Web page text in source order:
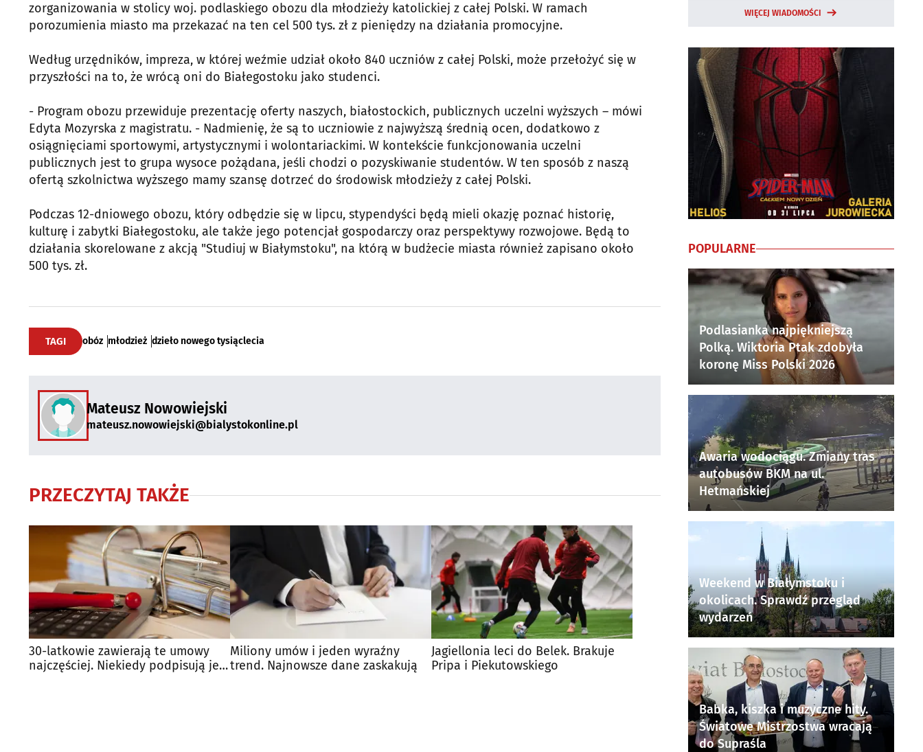
zorganizowania w stolicy woj. podlaskiego obozu dla młodzieży katolickiej z całej Polski. W ramach
porozumienia miasto ma przekazać na ten cel 500 tys. zł z pieniędzy na działania promocyjne.
Według urzędników, impreza, w której weźmie udział około 840 uczniów z całej Polski, może przełożyć się w
przyszłości na to, że wrócą oni do Białegostoku jako studenci.
- Program obozu przewiduje prezentację oferty naszych, białostockich, publicznych uczelni wyższych – mówi
Edyta Mozyrska z magistratu. - Nadmienię, że są to uczniowie z najwyższą średnią ocen, dodatkowo z
osiągnięciami sportowymi, artystycznymi i wolontariackimi. W kontekście funkcjonowania uczelni
publicznych jest to grupa wysoce pożądana, jeśli chodzi o pozyskiwanie studentów. W ten sposób z naszą
ofertą szkolnictwa wyższego mamy szansę dotrzeć do środowisk młodzieży z całej Polski.
Podczas 12-dniowego obozu, który odbędzie się w lipcu, stypendyści będą mieli okazję poznać historię,
kulturę i zabytki Białegostoku, ale także jego potencjał gospodarczy oraz perspektywy rozwojowe. Będą to
działania skorelowane z akcją "Studiuj w Białymstoku", na którą w budżecie miasta również zapisano około
500 tys. zł.
TAGI obóz młodzież dzieło nowego tysiąclecia
Mateusz Nowowiejski
mateusz.nowowiejski@bialystokonline.pl
PRZECZYTAJ TAKŻE
30-latkowie zawierają te umowy
najczęściej. Niekiedy podpisują je
Miliony umów i jeden wyraźny
trend. Najnowsze dane zaskakują
Jagiellonia leci do Belek. Brakuje
Pripa i Piekutowskiego
WIĘCEJ WIADOMOŚCI
POPULARNE
Podlasianka najpiękniejszą
Polką. Wiktoria Ptak zdobyła
koronę Miss Polski 2026
Awaria wodociągu. Zmiany tras
autobusów BKM na ul.
Hetmańskiej
Weekend w Białymstoku i
okolicach. Sprawdź przegląd
wydarzeń
Babka, kiszka i muzyczne hity.
Światowe Mistrzostwa wracają
do Supraśla